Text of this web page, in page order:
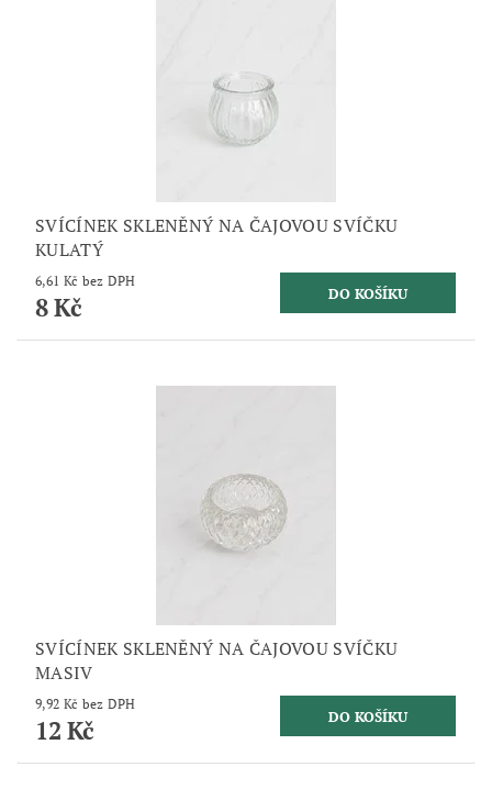
SVÍCÍNEK SKLENĚNÝ NA ČAJOVOU SVÍČKU
KULATÝ
6,61 Kč bez DPH
8 Kč
SVÍCÍNEK SKLENĚNÝ NA ČAJOVOU SVÍČKU
MASIV
9,92 Kč bez DPH
12 Kč